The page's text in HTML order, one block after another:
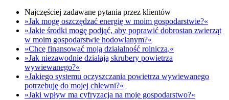
Najczęściej zadawane pytania przez klientów
»Jak mogę oszczędzać energię w moim gospodarstwie?«
»Jakie środki mogę podjąć, aby poprawić dobrostan zwierząt
w moim gospodarstwie hodowlanym?«
»Chcę finansować moją działalność rolniczą.«
»Jak niezawodnie działają skrubery powietrza
wywiewanego?«
»Jakiego systemu oczyszczania powietrza wywiewanego
potrzebuję do mojej chlewni?«
»Jaki wpływ ma cyfryzacja na moje gospodarstwo?«